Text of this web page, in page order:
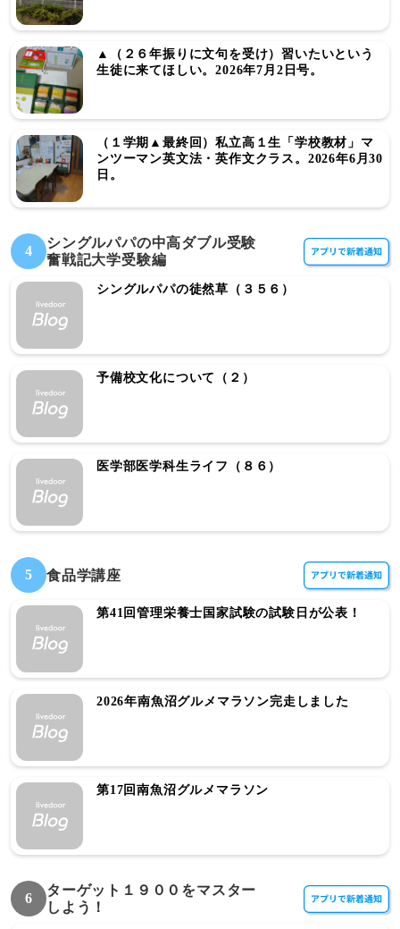
▲（２６年振りに文句を受け）習いたいという
生徒に来てほしい。2026年7月2日号。
（１学期▲最終回）私立高１生「学校教材」マ
ンツーマン英文法・英作文クラス。2026年6月30
日。
4
シングルパパの中高ダブル受験
奮戦記大学受験編
シングルパパの徒然草（３５６）
予備校文化について（２）
医学部医学科生ライフ（８６）
5 食品学講座
第41回管理栄養士国家試験の試験日が公表！
2026年南魚沼グルメマラソン完走しました
第17回南魚沼グルメマラソン
6
ターゲット１９００をマスター
しよう！